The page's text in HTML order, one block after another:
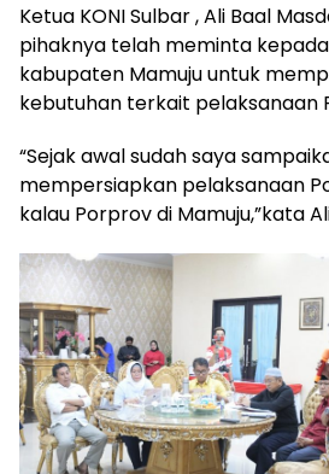
Ketua KONI Sulbar , Ali Baal
pihaknya telah meminta
kabupaten Mamuju untuk
kebutuhan terkait pelaksanaan
“Sejak awal sudah saya
mempersiapkan pelaksanaan
kalau Porprov di Mamuju,”kata